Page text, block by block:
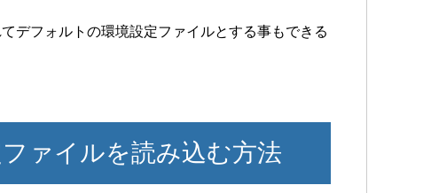
デフォルトの環境設定ファイルとする事もできる
ァイルを読み込む方法